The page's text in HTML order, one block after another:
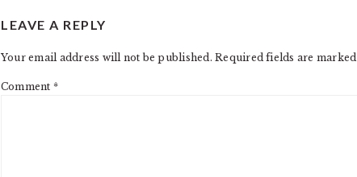
INTERACTIONS
LEAVE A REPLY
Your email address will not be published. Required fields are marked
Comment *